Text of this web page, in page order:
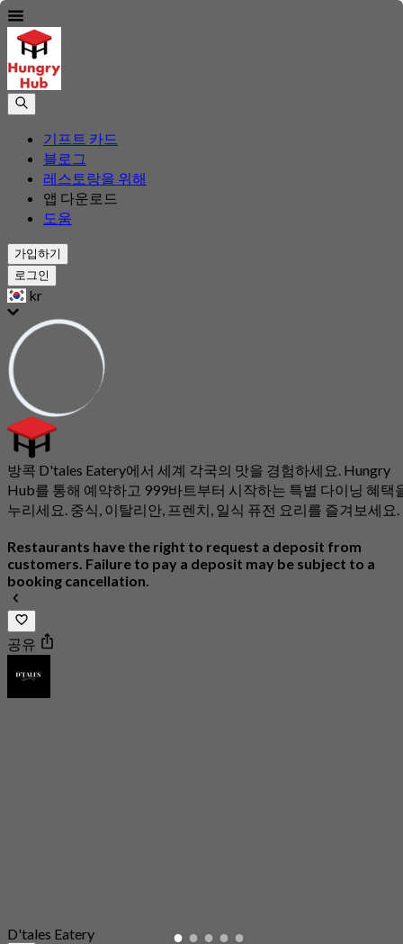
기프트 카드
블로그
레스토랑을 위해
앱 다운로드
도움
가입하기
로그인
kr
방콕 D'tales Eatery에서 세계 각국의 맛을 경험하세요. Hungry
Hub를 통해 예약하고 999바트부터 시작하는 특별 다이닝 혜택
누리세요. 중식, 이탈리안, 프렌치, 일식 퓨전 요리를 즐겨보세요.
Restaurants have the right to request a deposit from
customers. Failure to pay a deposit may be subject to a
booking cancellation.
공유
D'tales Eatery